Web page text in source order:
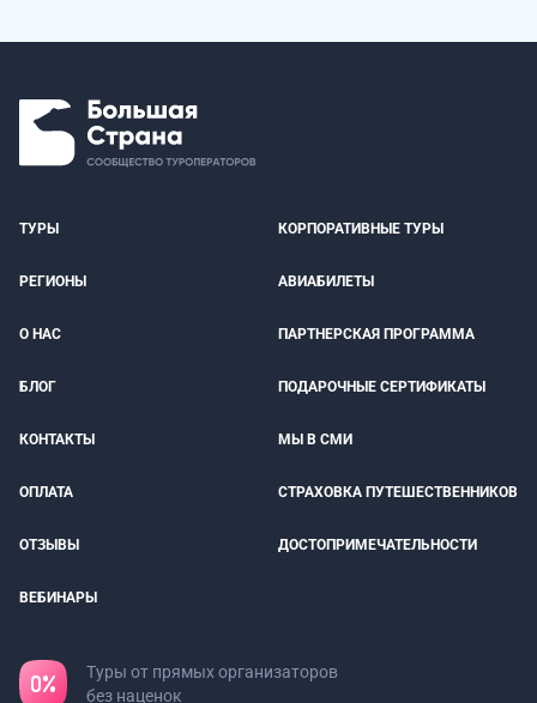
ТУРЫ КОРПОРАТИВНЫЕ ТУРЫ
РЕГИОНЫ АВИАБИЛЕТЫ
О НАС ПАРТНЕРСКАЯ ПРОГРАММА
БЛОГ ПОДАРОЧНЫЕ СЕРТИФИКАТЫ
КОНТАКТЫ МЫ В СМИ
ОПЛАТА СТРАХОВКА ПУТЕШЕСТВЕННИКОВ
ОТЗЫВЫ ДОСТОПРИМЕЧАТЕЛЬНОСТИ
ВЕБИНАРЫ
Туры от прямых организаторов
без наценок